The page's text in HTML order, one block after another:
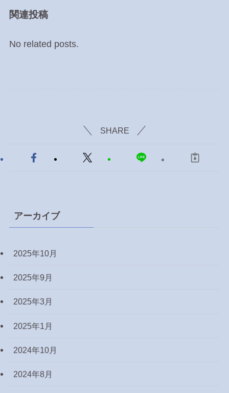
関連投稿
No related posts.
SHARE
アーカイブ
2025年10月
2025年9月
2025年3月
2025年1月
2024年10月
2024年8月